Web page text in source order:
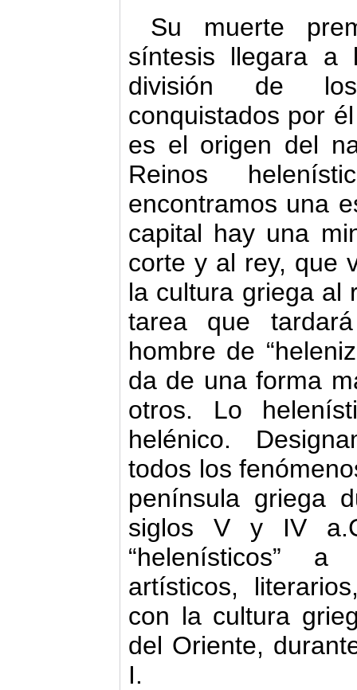
Su muerte
síntesis llegara
división de los
conquistados por
es el origen del
Reinos
encontramos una
capital hay una
corte y al rey, que
la cultura griega al
tarea que
hombre de
da de una forma
otros. Lo
helénico.
todos los
península griega
siglos V y IV
“helenísticos”
artísticos,
con la cultura
del Oriente,
I.